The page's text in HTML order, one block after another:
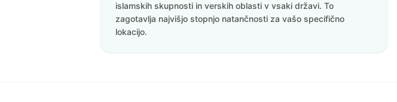
islamskih skupnosti in verskih oblasti v vsaki državi. To
zagotavlja najvišjo stopnjo natančnosti za vašo specifično
lokacijo.